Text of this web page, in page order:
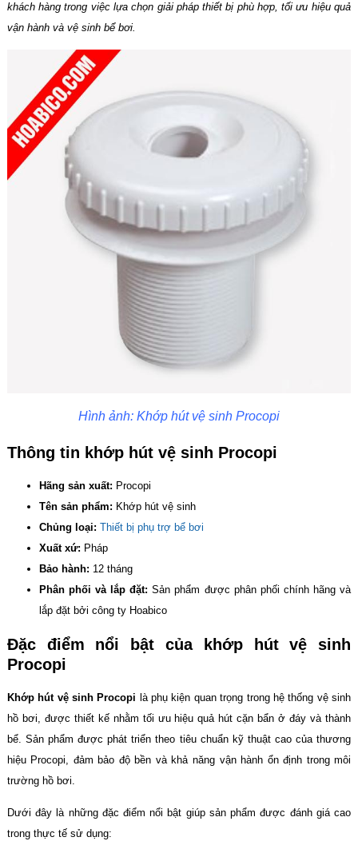
khách hàng trong việc lựa chọn giải pháp thiết bị phù hợp, tối ưu hiệu quả
vận hành và vệ sinh bể bơi.
Hình ảnh: Khớp hút vệ sinh Procopi
Thông tin khớp hút vệ sinh Procopi
Hãng sản xuất: Procopi
Tên sản phẩm: Khớp hút vệ sinh
Chủng loại: Thiết bị phụ trợ bể bơi
Xuất xứ: Pháp
Bảo hành: 12 tháng
Phân phối và lắp đặt: Sản phẩm được phân phối chính hãng và
lắp đặt bởi công ty Hoabico
Đặc điểm nổi bật của khớp hút vệ sinh
Procopi
Khớp hút vệ sinh Procopi là phụ kiện quan trọng trong hệ thống vệ sinh
hồ bơi, được thiết kế nhằm tối ưu hiệu quả hút cặn bẩn ở đáy và thành
bể. Sản phẩm được phát triển theo tiêu chuẩn kỹ thuật cao của thương
hiệu Procopi, đảm bảo độ bền và khả năng vận hành ổn định trong môi
trường hồ bơi.
Dưới đây là những đặc điểm nổi bật giúp sản phẩm được đánh giá cao
trong thực tế sử dụng: